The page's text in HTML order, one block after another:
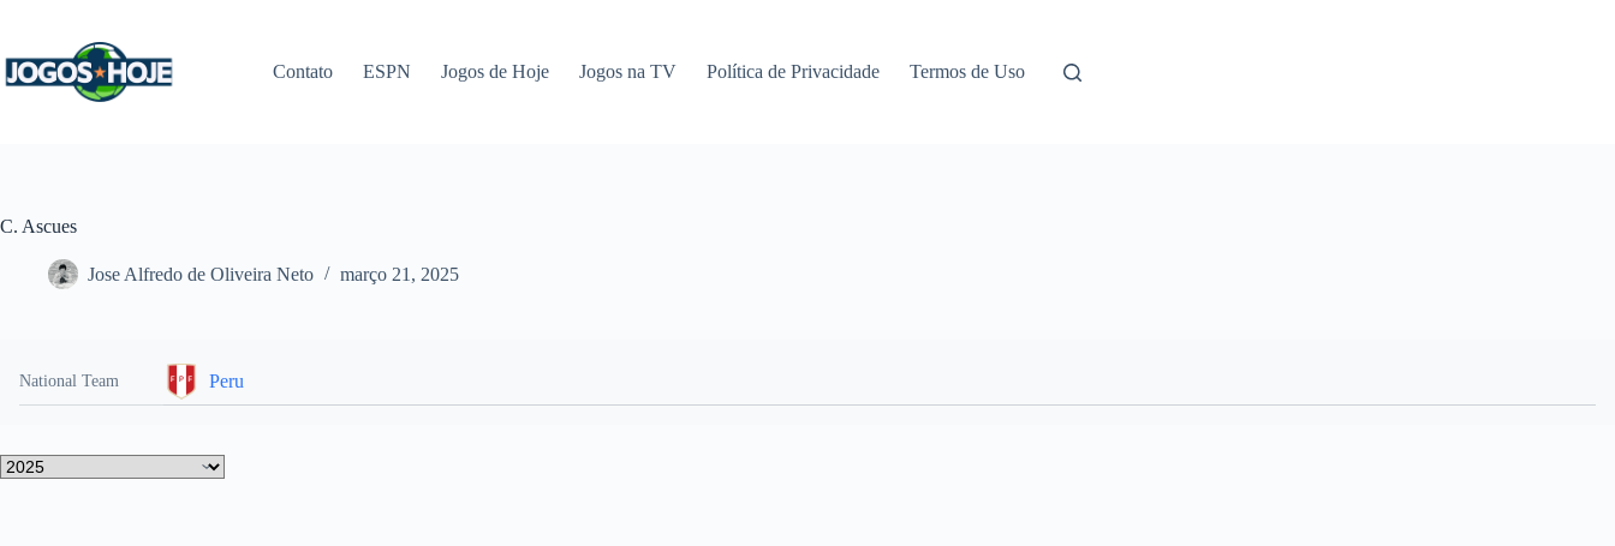
conteúdo
Contato ESPN Jogos de Hoje Jogos na TV Política de Privacidade Termos de Uso
C. Ascues
Jose Alfredo de Oliveira Neto março 21, 2025
National Team Peru